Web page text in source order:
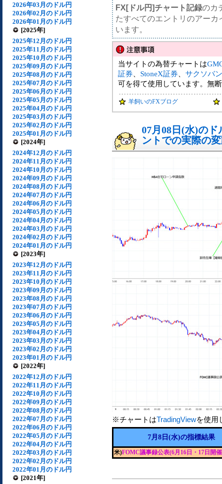
2026年03月のドル円
2026年02月のドル円
2026年01月のドル円
[2025年]
2025年12月のドル円
2025年11月のドル円
2025年10月のドル円
2025年09月のドル円
2025年08月のドル円
2025年07月のドル円
2025年06月のドル円
2025年05月のドル円
2025年04月のドル円
2025年03月のドル円
2025年02月のドル円
2025年01月のドル円
[2024年]
2024年12月のドル円
2024年11月のドル円
2024年10月のドル円
2024年09月のドル円
2024年08月のドル円
2024年07月のドル円
2024年06月のドル円
2024年05月のドル円
2024年04月のドル円
2024年03月のドル円
2024年02月のドル円
2024年01月のドル円
[2023年]
2023年12月のドル円
2023年11月のドル円
2023年10月のドル円
2023年09月のドル円
2023年08月のドル円
2023年07月のドル円
2023年06月のドル円
2023年05月のドル円
2023年04月のドル円
2023年03月のドル円
2023年02月のドル円
2023年01月のドル円
[2022年]
2022年12月のドル円
2022年11月のドル円
2022年10月のドル円
2022年09月のドル円
2022年08月のドル円
2022年07月のドル円
2022年06月のドル円
2022年05月のドル円
2022年04月のドル円
2022年03月のドル円
2022年02月のドル円
2022年01月のドル円
[2021年]
FX[ドル円]チャート記録のカ
たすべてのエントリのアー
います。
当サイトの為替チャートは
証券
StoneX証券
サクソバ
可を得て使用しています。無
羊飼いのFXブログ
07月08日(水)の
ントでの実際の
※チャートはTradingViewを使用
7月8日(水)の指標結果
米)FOMC議事録公表(6月16日・17日開